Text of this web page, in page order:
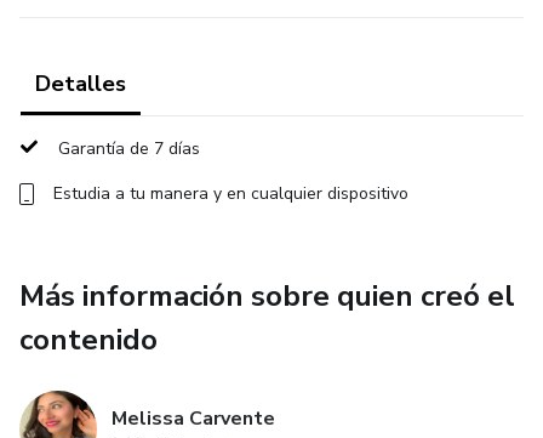
Detalles
Garantía de 7 días
Estudia a tu manera y en cualquier dispositivo
Más información sobre quien creó el
contenido
Melissa Carvente